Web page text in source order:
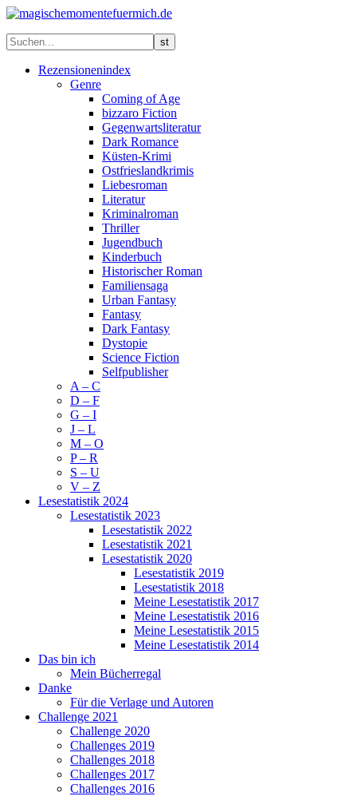
Rezensionenindex
Genre
Coming of Age
bizzaro Fiction
Gegenwartsliteratur
Dark Romance
Küsten-Krimi
Ostfrieslandkrimis
Liebesroman
Literatur
Kriminalroman
Thriller
Jugendbuch
Kinderbuch
Historischer Roman
Familiensaga
Urban Fantasy
Fantasy
Dark Fantasy
Dystopie
Science Fiction
Selfpublisher
A – C
D – F
G – I
J – L
M – O
P – R
S – U
V – Z
Lesestatistik 2024
Lesestatistik 2023
Lesestatistik 2022
Lesestatistik 2021
Lesestatistik 2020
Lesestatistik 2019
Lesestatistik 2018
Meine Lesestatistik 2017
Meine Lesestatistik 2016
Meine Lesestatistik 2015
Meine Lesestatistik 2014
Das bin ich
Mein Bücherregal
Danke
Für die Verlage und Autoren
Challenge 2021
Challenge 2020
Challenges 2019
Challenges 2018
Challenges 2017
Challenges 2016